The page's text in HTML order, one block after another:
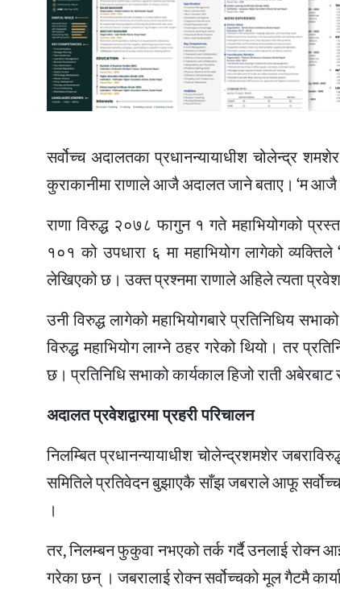
सर्वोच्च अदालतका प्रधानन्यायाधीश चोलेन्द्र
कुराकानीमा राणाले आजै अदालत जाने बताए। ‘म आजै
राणा विरुद्ध २०७८ फागुन १ गते महाभियोगको
१०१ को उपधारा ६ मा महाभियोग लागेको
लेखिएको छ। उक्त प्रश्नमा राणाले अहिले त्यता
उनी विरुद्ध लागेको महाभियोगबारे प्रतिनिधिय
विरुद्ध महाभियोग लाग्ने ठहर गरेको थियो। तर
छ। प्रतिनिधि सभाको कार्यकाल हिजो राती
अदालत प्रवेशद्वारमा प्रहरी परिचालन
निलम्बित प्रधानन्यायाधीश चोलेन्द्रशमशेर
समितिले प्रतिवेदन बुझाएकै साँझ जबराले आफू
।
तर, निलम्बन फुकुवा नभएको तर्क गर्दै उनलाई रोक्न
गरेका छन् । जबरालाई रोक्न सर्वोच्चको मूल गैटमै